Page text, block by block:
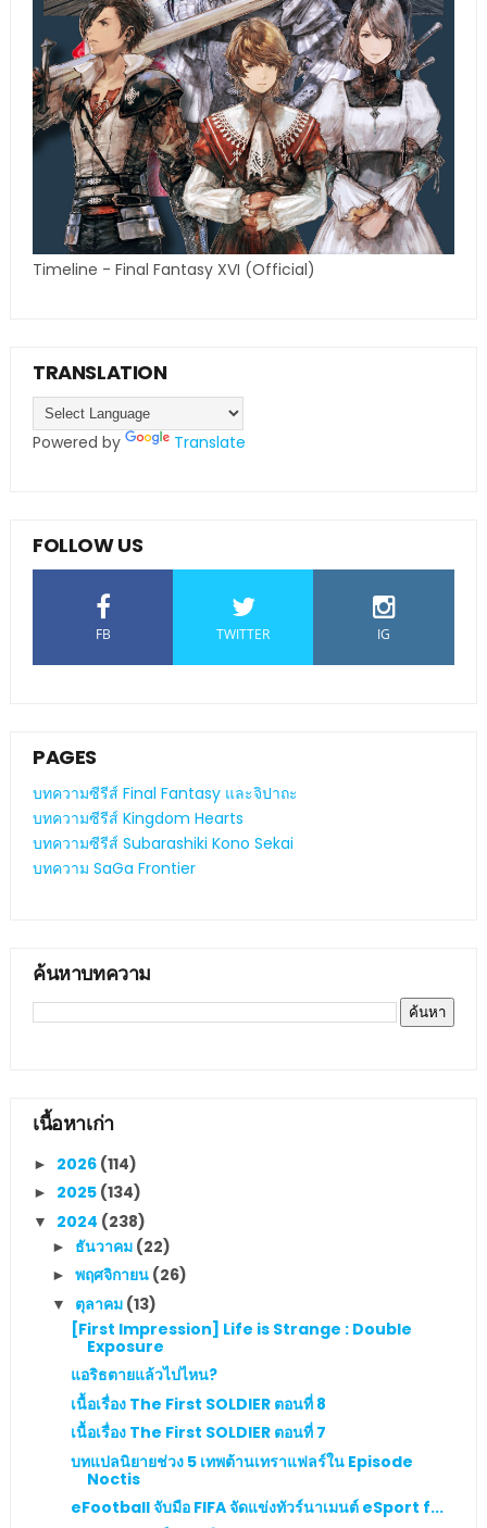
Timeline - Final Fantasy XVI (Official)
TRANSLATION
Powered by Translate
FOLLOW US
FB TWITTER IG
PAGES
บทความซีรีส์ Final Fantasy และจิปาถะ
บทความซีรีส์ Kingdom Hearts
บทความซีรีส์ Subarashiki Kono Sekai
บทความ SaGa Frontier
ค้นหาบทความ
เนื้อหาเก่า
► 2026 (114)
► 2025 (134)
▼ 2024 (238)
► ธันวาคม (22)
► พฤศจิกายน (26)
▼ ตุลาคม (13)
[First Impression] Life is Strange : Double
Exposure
แอริธตายแล้วไปไหน?
เนื้อเรื่อง The First SOLDIER ตอนที่ 8
เนื้อเรื่อง The First SOLDIER ตอนที่ 7
บทแปลนิยายช่วง 5 เทพต้านเทราแฟลร์ใน Episode
Noctis
eFootball จับมือ FIFA จัดแข่งทัวร์นาเมนต์ eSport f...